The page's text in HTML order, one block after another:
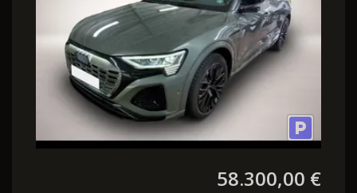
58.300,00 €